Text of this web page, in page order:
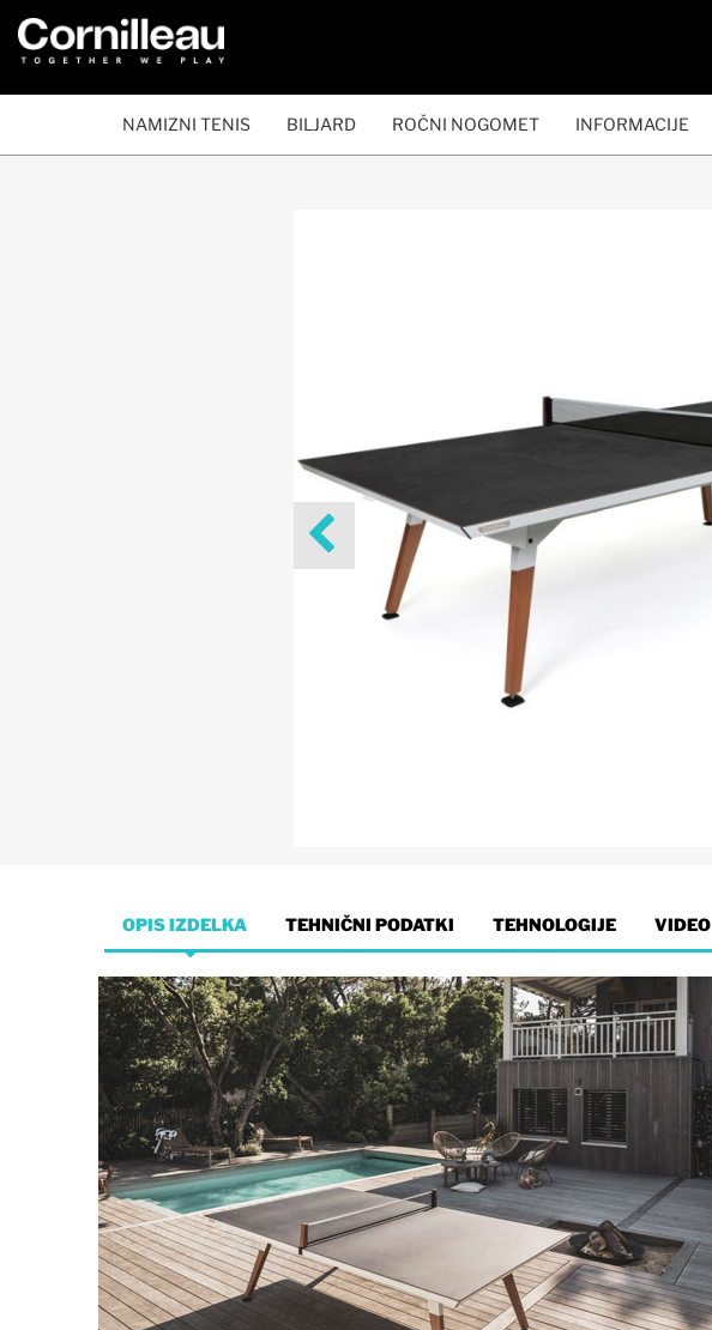
NAMIZNI TENIS BILJARD ROČNI NOGOMET INFORMACIJE
OPIS IZDELKA TEHNIČNI PODATKI TEHNOLOGIJE VIDEO